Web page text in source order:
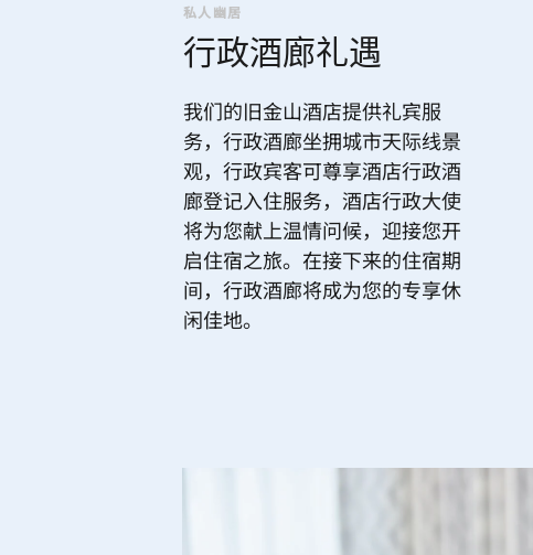
私人幽居
行政酒廊礼遇
我们的旧金山酒店提供礼宾服
务，行政酒廊坐拥城市天际线景
观，行政宾客可尊享酒店行政酒
廊登记入住服务，酒店行政大使
将为您献上温情问候，迎接您开
启住宿之旅。在接下来的住宿期
间，行政酒廊将成为您的专享休
闲佳地。